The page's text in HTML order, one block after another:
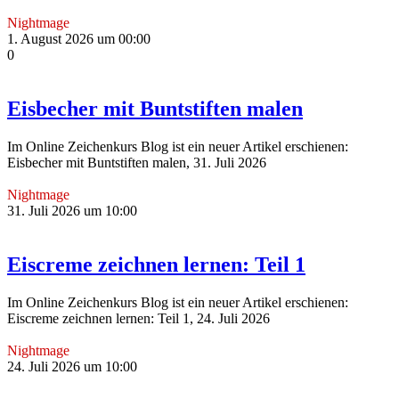
Nightmage
1. August 2026 um 00:00
0
Eisbecher mit Buntstiften malen
Im Online Zeichenkurs Blog ist ein neuer Artikel erschienen:
Eisbecher mit Buntstiften malen, 31. Juli 2026
Nightmage
31. Juli 2026 um 10:00
Eiscreme zeichnen lernen: Teil 1
Im Online Zeichenkurs Blog ist ein neuer Artikel erschienen:
Eiscreme zeichnen lernen: Teil 1, 24. Juli 2026
Nightmage
24. Juli 2026 um 10:00